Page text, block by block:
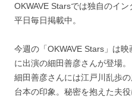
OKWAVE Starsでは独自のイ
平日毎日掲載中。
今週の「OKWAVE Stars」は映
に出演の細田善彦さんが登場。
細田善彦さんには江戸川乱歩
台本の印象。秘密を抱えた夫